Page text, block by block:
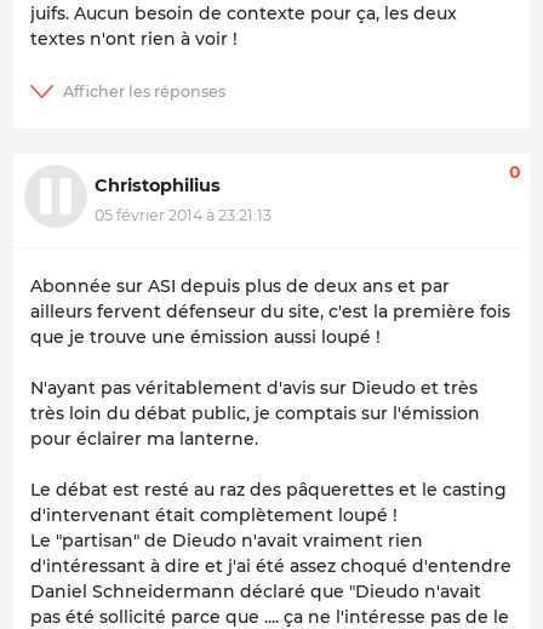
juifs. Aucun besoin de contexte pour ça, les deux
textes n'ont rien à voir !
Christophilius
05 février 2014 à 23:21:13
0
Abonnée sur ASI depuis plus de deux ans et par
ailleurs fervent défenseur du site, c'est la première fois
que je trouve une émission aussi loupé !
N'ayant pas véritablement d'avis sur Dieudo et très
très loin du débat public, je comptais sur l'émission
pour éclairer ma lanterne.
Le débat est resté au raz des pâquerettes et le casting
d'intervenant était complètement loupé !
Le "partisan" de Dieudo n'avait vraiment rien
d'intéressant à dire et j'ai été assez choqué d'entendre
Daniel Schneidermann déclaré que "Dieudo n'avait
pas été sollicité parce que .... ça ne l'intéresse pas de le